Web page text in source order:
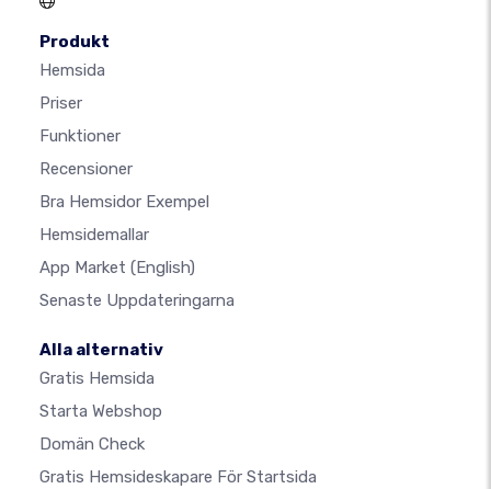
Produkt
Hemsida
Priser
Funktioner
Recensioner
Bra Hemsidor Exempel
Hemsidemallar
App Market (English)
Senaste Uppdateringarna
Alla alternativ
Gratis Hemsida
Starta Webshop
Domän Check
Gratis Hemsideskapare För Startsida